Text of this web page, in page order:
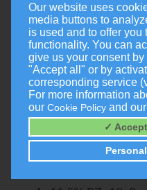
Jo-Secco
Trocken
9,00 €
Our website uses
media buttons to
is used and to offer you
functionality. You can
give us your consent
"Accept all" or by
corresponding service
For more information
our Cookie Policy and our
✓